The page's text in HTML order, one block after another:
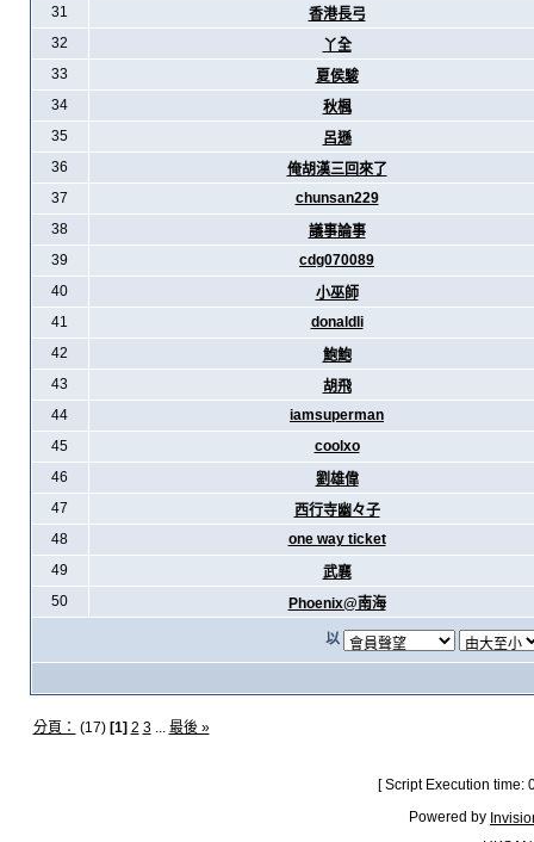
31
香港長弓
32
丫全
33
夏侯駿
34
秋楓
35
呂遜
36
俺胡漢三回來了
37
chunsan229
38
議事論事
39
cdg070089
40
小巫師
41
donaldli
42
鮑鮑
43
胡飛
44
iamsuperman
45
coolxo
46
劉雄偉
47
西行寺幽々子
48
one way ticket
49
武襄
50
Phoenix@南海
以
分頁： (17) [1] 2 3... 最後 »
[ Script Execution
Powered by